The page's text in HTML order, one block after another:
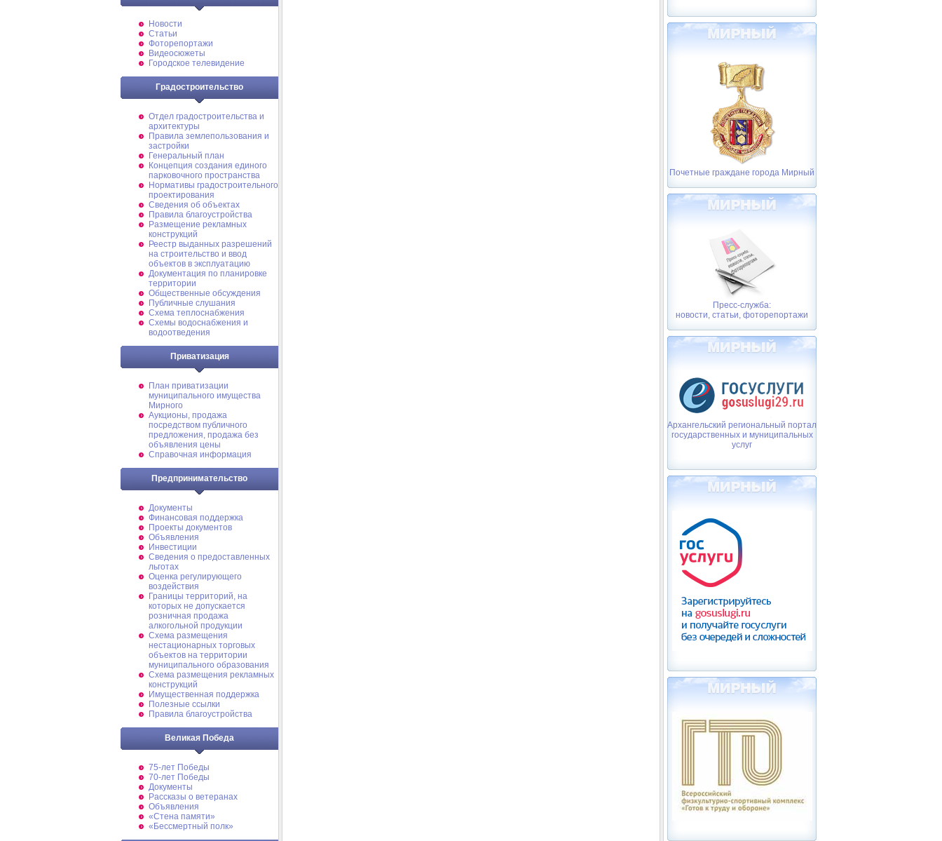
Новости
Статьи
Фоторепортажи
Видеосюжеты
Городское телевидение
Градостроительство
Отдел градостроительства и
архитектуры
Правила землепользования и
застройки
Генеральный план
Концепция создания единого
парковочного пространства
Нормативы градостроительного
проектирования
Сведения об объектах
Правила благоустройства
Размещение рекламных
конструкций
Реестр выданных разрешений
на строительство и ввод
объектов в эксплуатацию
Документация по планировке
территории
Общественные обсуждения
Публичные слушания
Схема теплоснабжения
Схемы водоснабжения и
водоотведения
Приватизация
План приватизации
муниципального имущества
Мирного
Аукционы, продажа
посредством публичного
предложения, продажа без
объявления цены
Справочная информация
Предпринимательство
Документы
Финансовая поддержка
Проекты документов
Объявления
Инвестиции
Сведения о предоставленных
льготах
Оценка регулирующего
воздействия
Границы территорий, на
которых не допускается
розничная продажа
алкогольной продукции
Схема размещения
нестационарных торговых
объектов на территории
муниципального образования
Схема размещения рекламных
конструкций
Имущественная поддержка
Полезные ссылки
Правила благоустройства
Великая Победа
75-лет Победы
70-лет Победы
Документы
Рассказы о ветеранах
Объявления
«Стена памяти»
«Бессмертный полк»
Почетные граждане города Мирный
Пресс-служба:
новости, статьи, фоторепортажи
Архангельский региональный портал
государственных и муниципальных
услуг